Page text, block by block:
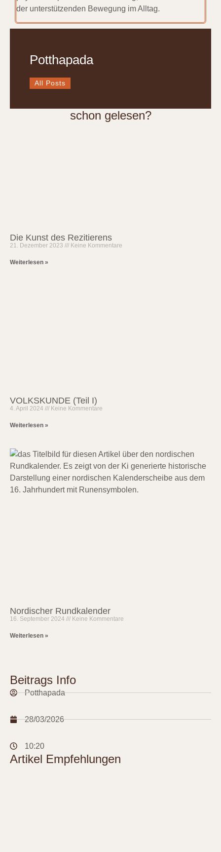
der unterstützenden Bewegung im Alltag.
Potthapada
All Posts
schon gelesen?
Die Kunst des Rezitierens
21. Dezember 2023 Keine Kommentare
Weiterlesen »
VOLKSKUNDE (Teil I)
4. April 2024 Keine Kommentare
Weiterlesen »
Nordischer Rundkalender
16. September 2024 Keine Kommentare
Weiterlesen »
Beitrags Info
Potthapada
28/03/2026
10:20
Artikel Empfehlungen